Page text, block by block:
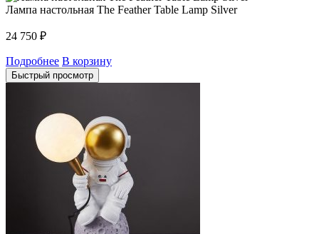
Лампа настольная The Feather Table Lamp Silver
24 750 ₽
Подробнее В корзину
Быстрый просмотр